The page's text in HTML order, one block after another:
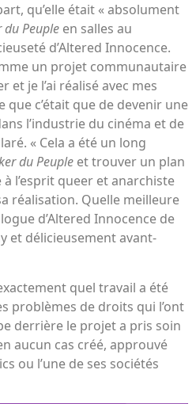
qu’elle était « absolument
du Peuple en salles au
d’Altered Innocence.
un projet communautaire
et je l’ai réalisé avec mes
c’était que de devenir une
l’industrie du cinéma et de
« Cela a été un long
du Peuple et trouver un plan
l’esprit queer et anarchiste
réalisation. Quelle meilleure
d’Altered Innocence de
et délicieusement avant-
quel travail a été
problèmes de droits qui l’ont
derrière le projet a pris soin
aucun cas créé, approuvé
ou l’une de ses sociétés